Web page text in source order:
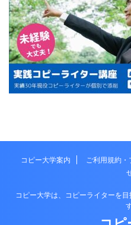
コピー大学案内 ご利用規約
コピー大学は、コピーライターを